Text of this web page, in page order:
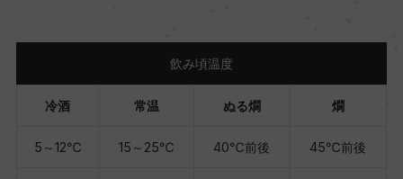
飲み頃温度
冷酒 常温 ぬる燗 燗
5～12℃ 15～25℃ 40℃前後 45℃前後